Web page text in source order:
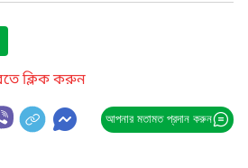
ক্লিক করুন
আপনার মতামত প্রদান করুন